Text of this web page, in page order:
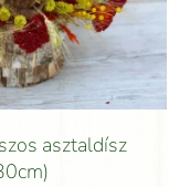
asztaldísz